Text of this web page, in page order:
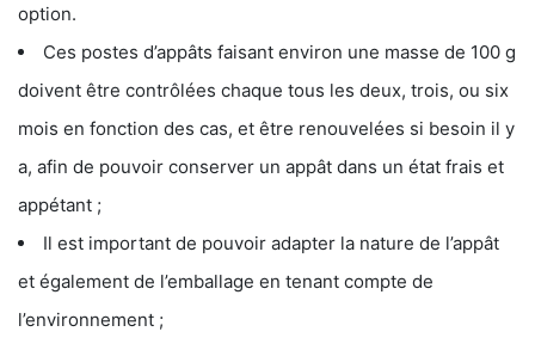
option.
Ces postes d’appâts faisant environ une masse de 100 g
doivent être contrôlées chaque tous les deux, trois, ou six
mois en fonction des cas, et être renouvelées si besoin il y
a, afin de pouvoir conserver un appât dans un état frais et
appétant ;
Il est important de pouvoir adapter la nature de l’appât
et également de l’emballage en tenant compte de
l’environnement ;